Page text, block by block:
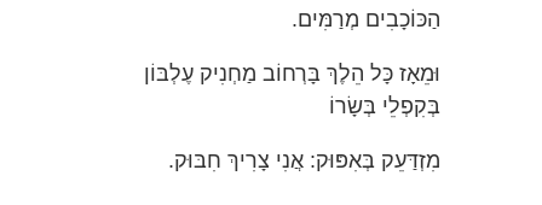
הַכּוֹכָבִים מְרַמִּים.
וּמֵאָז כָּל הֵלֶךְ בָּרְחוֹב מַחְנִיק עֶלְבּוֹן
בְּקִפְלֵי בְּשָׂרוֹ
מִזְדַּעֵק בְּאִפּוּק: אֲנִי צָרִיךְ חִבּוּק.